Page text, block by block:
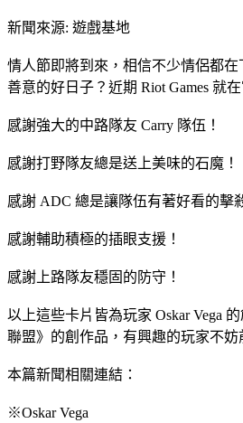
新聞來源: 遊戲基地
情人節即將到來，相信不少情侶都
善意的好日子？近期 Riot Games 就
感謝強大的中路隊友 Carry 隊伍！
感謝打野隊友總是送上美味的石魔！
感謝 ADC 總是讓隊伍有著好看的擊
感謝輔助積極的插眼支援！
感謝上路隊友穩固的防守！
以上這些卡片皆為玩家 Oskar Vega
聯盟》的創作品，有興趣的玩家不妨
本篇新聞相關連結：
※Oskar Vega